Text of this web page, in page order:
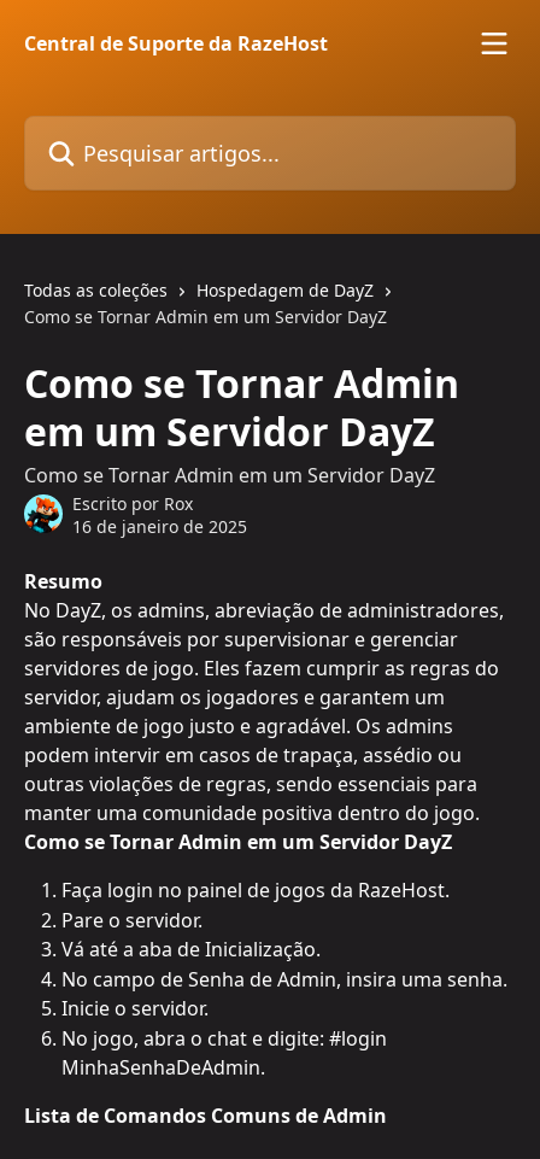
Central de Suporte da RazeHost
Pesquisar artigos...
Todas as coleções
Hospedagem de DayZ
Como se Tornar Admin em um Servidor DayZ
Como se Tornar Admin
em um Servidor DayZ
Como se Tornar Admin em um Servidor DayZ
Escrito por Rox
16 de janeiro de 2025
Resumo
No DayZ, os admins, abreviação de administradores,
são responsáveis por supervisionar e gerenciar
servidores de jogo. Eles fazem cumprir as regras do
servidor, ajudam os jogadores e garantem um
ambiente de jogo justo e agradável. Os admins
podem intervir em casos de trapaça, assédio ou
outras violações de regras, sendo essenciais para
manter uma comunidade positiva dentro do jogo.
Como se Tornar Admin em um Servidor DayZ
Faça login no painel de jogos da RazeHost.
Pare o servidor.
Vá até a aba de Inicialização.
No campo de Senha de Admin, insira uma senha.
Inicie o servidor.
No jogo, abra o chat e digite: #login
MinhaSenhaDeAdmin.
Lista de Comandos Comuns de Admin